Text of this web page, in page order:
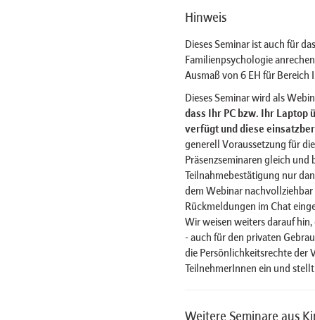
Hinweis
Dieses Seminar ist auch für
Familienpsychologie
Ausmaß von 6 EH für Bereich
Dieses Seminar wird als
dass Ihr PC bzw. Ihr
verfügt und diese
generell Voraussetzung für
Präsenzseminaren gleich und
Teilnahmebestätigung nur
dem Webinar nachvollziehbar
Rückmeldungen im Chat
Wir weisen weiters darauf
- auch für den privaten
die Persönlichkeitsrechte der
TeilnehmerInnen ein und
Weitere Seminare aus